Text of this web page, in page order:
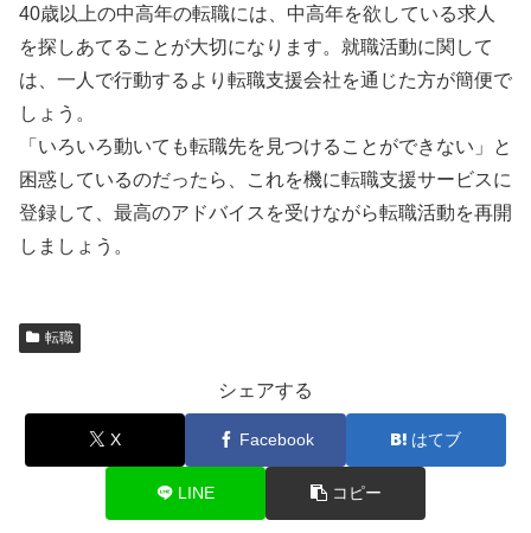
40歳以上の中高年の転職には、中高年を欲している求人
を探しあてることが大切になります。就職活動に関して
は、一人で行動するより転職支援会社を通じた方が簡便で
しょう。
「いろいろ動いても転職先を見つけることができない」と
困惑しているのだったら、これを機に転職支援サービスに
登録して、最高のアドバイスを受けながら転職活動を再開
しましょう。
転職
シェアする
X Facebook はてブ
LINE コピー